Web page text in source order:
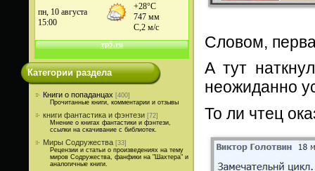
Категории раздела
Книги о попаданцах [400]
Прочитанные книги, комментарии и отзывы
книги фантастика и фэнтези [72]
Мнение о книгах фантастики и фэнтези,
ссылки на скачивание с библиотек.
Миры Содружества [33]
Рецензии и статьи о произведениях на тему
миров Содружества, фанфики на "Шахтера" и
аналогичные книги.
Словом,
А тут
неожиданно
То ли чтец